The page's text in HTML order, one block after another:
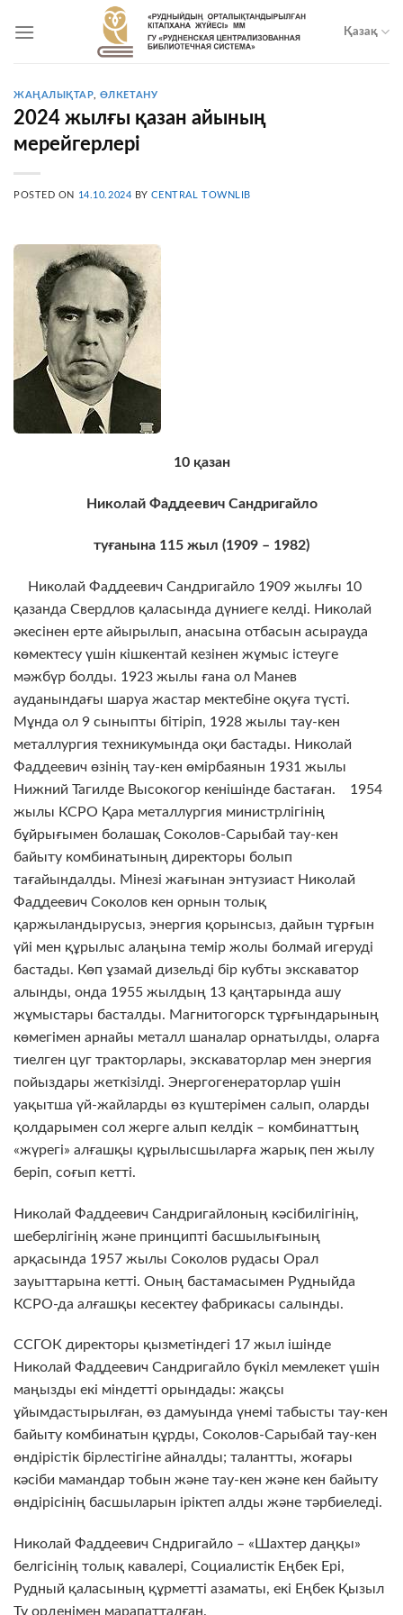
Қазақ
ЖАҢАЛЫҚТАР, ӨЛКЕТАНУ
2024 жылғы қазан айының
мерейгерлері
POSTED ON 14.10.2024 BYCENTRAL TOWNLIB
10 қазан
Николай Фаддеевич Сандригайло
туғанына 115 жыл (1909 – 1982)
Николай Фаддеевич Сандригайло 1909 жылғы 10
қазанда Свердлов қаласында дүниеге келді. Николай
әкесінен ерте айырылып, анасына отбасын асырауда
көмектесу үшін кішкентай кезінен жұмыс істеуге
мәжбүр болды. 1923 жылы ғана ол Манев
ауданындағы шаруа жастар мектебіне оқуға түсті.
Мұнда ол 9 сыныпты бітіріп, 1928 жылы тау-кен
металлургия техникумында оқи бастады. Николай
Фаддеевич өзінің тау-кен өмірбаянын 1931 жылы
Нижний Тагилде Высокогор кенішінде бастаған. 1954
жылы КСРО Қара металлургия министрлігінің
бұйрығымен болашақ Соколов-Сарыбай тау-кен
байыту комбинатының директоры болып
тағайындалды. Мінезі жағынан энтузиаст Николай
Фаддеевич Соколов кен орнын толық
қаржыландырусыз, энергия қорынсыз, дайын тұрғын
үйі мен құрылыс алаңына темір жолы болмай игеруді
бастады. Көп ұзамай дизельді бір кубты экскаватор
алынды, онда 1955 жылдың 13 қаңтарында ашу
жұмыстары басталды. Магнитогорск тұрғындарының
көмегімен арнайы металл шаналар орнатылды, оларға
тиелген цуг тракторлары, экскаваторлар мен энергия
пойыздары жеткізілді. Энергогенераторлар үшін
уақытша үй-жайларды өз күштерімен салып, оларды
қолдарымен сол жерге алып келдік – комбинаттың
«жүрегі» алғашқы құрылысшыларға жарық пен жылу
беріп, соғып кетті.
Николай Фаддеевич Сандригайлоның кәсібилігінің,
шеберлігінің және принципті басшылығының
арқасында 1957 жылы Соколов рудасы Орал
зауыттарына кетті. Оның бастамасымен Рудныйда
КСРО-да алғашқы кесектеу фабрикасы салынды.
ССГОК директоры қызметіндегі 17 жыл ішінде
Николай Фаддеевич Сандригайло бүкіл мемлекет үшін
маңызды екі міндетті орындады: жақсы
ұйымдастырылған, өз дамуында үнемі табысты тау-кен
байыту комбинатын құрды, Соколов-Сарыбай тау-кен
өндірістік бірлестігіне айналды; талантты, жоғары
кәсіби мамандар тобын және тау-кен және кен байыту
өндірісінің басшыларын іріктеп алды және тәрбиеледі.
Николай Фаддеевич Сндригайло – «Шахтер даңқы»
белгісінің толық кавалері, Социалистік Еңбек Ері,
Рудный қаласының құрметті азаматы, екі Еңбек Қызыл
Ту орденімен марапатталған.